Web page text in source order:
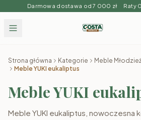
Darmowa dostawa od 7 000 zł Raty
Strona główna Kategorie Meble
Meble YUKI eukaliptus
Meble YUKI
Meble YUKI eukaliptus, nowoczesna